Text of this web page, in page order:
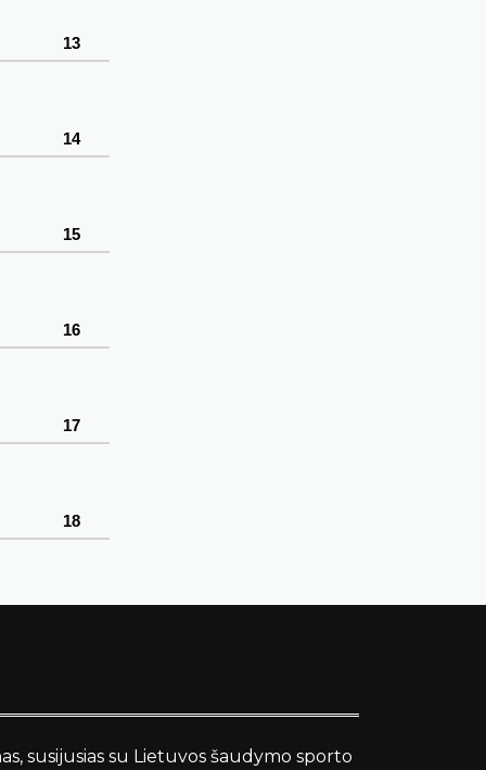
13
14
15
16
17
18
susijusias su Lietuvos šaudymo sporto